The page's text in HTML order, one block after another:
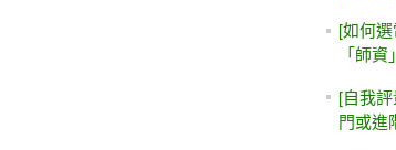
[如何
「師資」
[自我
門或進